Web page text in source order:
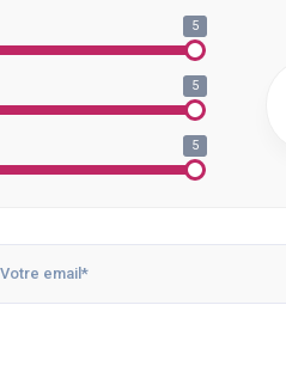
5
5
5